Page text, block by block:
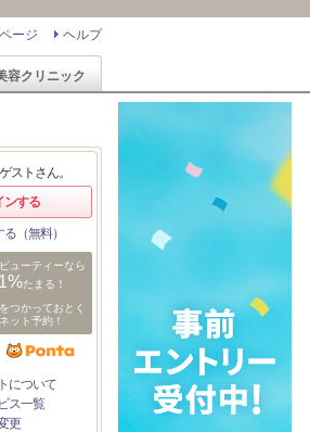
ヘルプ
ージ
容クリニック
ストさん。
ンする
（無料）
ューティーなら
たまる！
つかっておとく
ット予約！
について
ス一覧
更